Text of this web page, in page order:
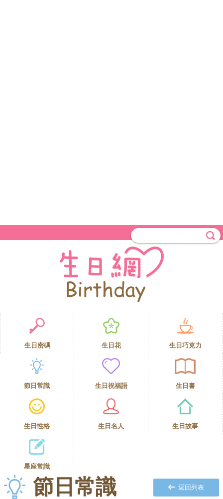
生日密碼 生日花 生日巧克力
節日常識 生日祝福語 生日書
生日性格 生日名人 生日故事
星座常識
節日常識 返回列表